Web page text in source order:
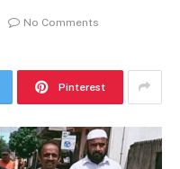
No Comments
Pinterest